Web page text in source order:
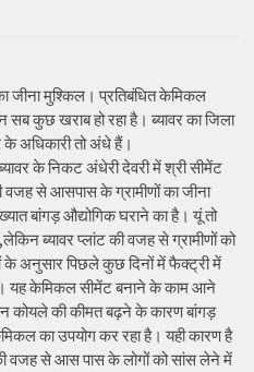
जीना मुश्किल। प्रतिबंधित केमिकल
कुछ खराब हो रहा है। ब्यावर का जिला
के अधिकारी तो अंधे हैं।
के निकट अंधेरी देवरी में श्री सीमेंट
से आसपास के ग्रामीणों का जीना
बांगड़ औद्योगिक घराने का है। यूं तो
ब्यावर प्लांट की वजह से ग्रामीणों को
के अनुसार पिछले कुछ दिनों में फैक्ट्री में
यह केमिकल सीमेंट बनाने के काम आने
कोयले की कीमत बढ़ने के कारण बांगड़
का उपयोग कर रहा है। यही कारण है
वजह से आस पास के लोगों को सांस लेने में